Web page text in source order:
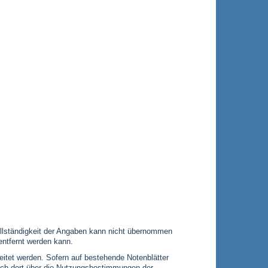
der Angaben kann nicht übernommen
werden kann.
werden. Sofern auf bestehende Notenblätter